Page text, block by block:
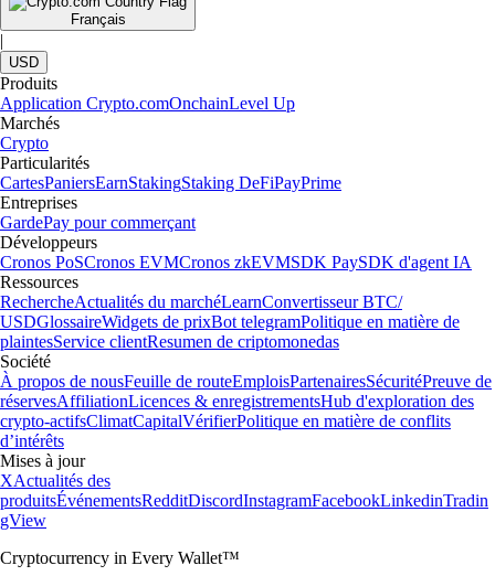
Français
|
USD
Produits
Application Crypto.comOnchainLevel Up
Marchés
Crypto
Particularités
CartesPaniersEarnStakingStaking DeFiPayPrime
Entreprises
GardePay pour commerçant
Développeurs
Cronos PoSCronos EVMCronos zkEVMSDK PaySDK d'agent IA
Ressources
RechercheActualités du marchéLearnConvertisseur BTC/
USDGlossaireWidgets de prixBot telegramPolitique en matière de
plaintesService clientResumen de criptomonedas
Société
À propos de nousFeuille de routeEmploisPartenairesSécuritéPreuve de
réservesAffiliationLicences & enregistrementsHub d'exploration des
crypto-actifsClimatCapitalVérifierPolitique en matière de conflits
d’intérêts
Mises à jour
XActualités des
produitsÉvénementsRedditDiscordInstagramFacebookLinkedinTradin
gView
Cryptocurrency in Every Wallet™